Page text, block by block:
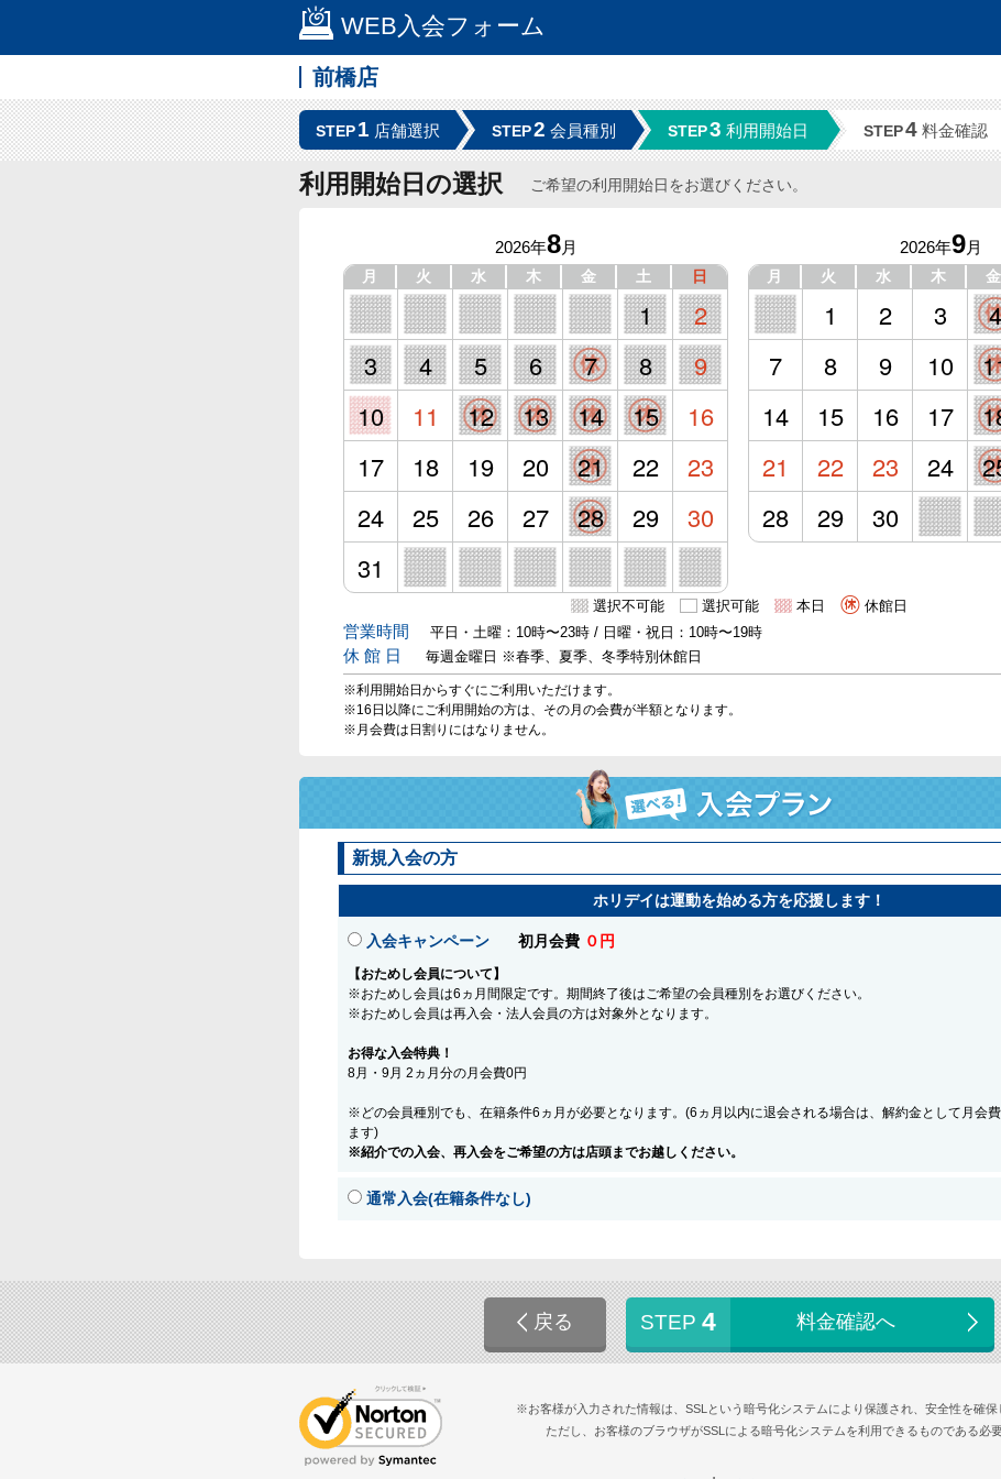
WEB入会フォーム
前橋店
STEP1 店舗選択 STEP2 会員種別 STEP3 利用開始日 STEP4 料金確認
利用開始日の選択 ご希望の利用開始日をお選びください。
2026年8月
月 火 水 木 金 土 日
1
2
3
4 5 6 7 8
9
10
11 12 13 14 15
16
17
18 19 20 21 22
23
24
25 26 27 28 29
30
31
2026年9月
月 火 水 木 金
1 2 3 4
7
8 9 10
14
15 16 17
21
22 23 24
28
29 30
選択不可能 選択可能 本日 休館日
営業時間 平日・土曜：10時〜23時 / 日曜・祝日：10時〜19時
休 館 日 毎週金曜日 ※春季、夏季、冬季特別休館日
※利用開始日からすぐにご利用いただけます。
※16日以降にご利用開始の方は、その月の会費が半額となります。
※月会費は日割りにはなりません。
新規入会の方
ホリデイは運動を始める方を応援します！
入会キャンペーン 初月会費 ０円
【おためし会員について】
※おためし会員は6ヵ月間限定です。期間終了後はご希望の会員種別をお選びください。
※おためし会員は再入会・法人会員の方は対象外となります。
お得な入会特典！
8月・9月 2ヵ月分の月会費0円
※どの会員種別でも、在籍条件6ヵ月が必要となります。(6ヵ月以内に退会される場合は、解約金として月会
ます)
※紹介での入会、再入会をご希望の方は店頭までお越しください。
通常入会(在籍条件なし)
戻る STEP 4 料金確認へ
※お客様が入力された情報は、SSLという暗号化システムにより保護され、安全性を確保
ただし、お客様のブラウザがSSLによる暗号化システムを利用できるものである必